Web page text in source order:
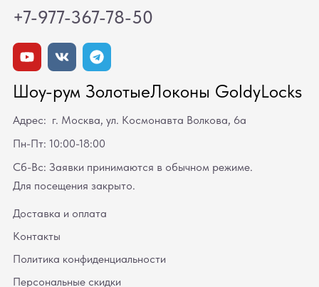
+7-977-367-78-50
Шоу-рум ЗолотыеЛоконы GoldyLocks
Адрес: г. Москва, ул. Космонавта Волкова, 6а
Пн-Пт: 10:00-18:00
Сб-Вс: Заявки принимаются в обычном режиме.
Для посещения закрыто.
Доставка и оплата
Контакты
Политика конфиденциальности
Персональные скидки